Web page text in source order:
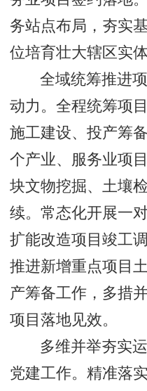
务站点布局，夯实
位培育壮大辖区实
全域统筹推进
动力。全程统筹项
施工建设、投产筹
个产业、服务业项
块文物挖掘、土壤
续。常态化开展一
扩能改造项目竣工
推进新增重点项目
产筹备工作，多措
项目落地见效。
多维并举夯实
党建工作。精准落